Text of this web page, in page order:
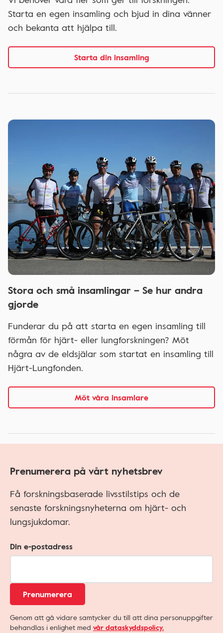
Starta en egen insamling och bjud in dina vänner
och bekanta att hjälpa till.
Starta din insamling
Stora och små insamlingar – Se hur andra
gjorde
Funderar du på att starta en egen insamling till
förmån för hjärt- eller lungforskningen? Möt
några av de eldsjälar som startat en insamling till
Hjärt-Lungfonden.
Möt våra insamlare
Prenumerera på vårt nyhetsbrev
Få forskningsbaserade livsstilstips och de
senaste forskningsnyheterna om hjärt- och
lungsjukdomar.
Din e-postadress
Prenumerera
Genom att gå vidare samtycker du till att dina personuppgifter
behandlas i enlighet med vår dataskyddspolicy.